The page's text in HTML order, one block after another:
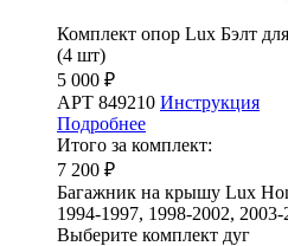
Комплект опор Lux Бэлт
(4 шт)
5 000 ₽
АРТ 849210 Инструкция
Подробнее
Итого за комплект:
7 200 ₽
Багажник на крышу Lux
1994-1997, 1998-2002,
Выберите комплект дуг